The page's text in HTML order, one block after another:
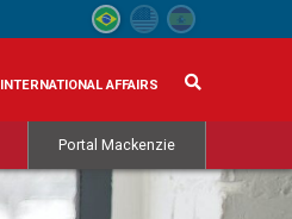
INTERNATIONAL AFFAIRS
Portal Mackenzie